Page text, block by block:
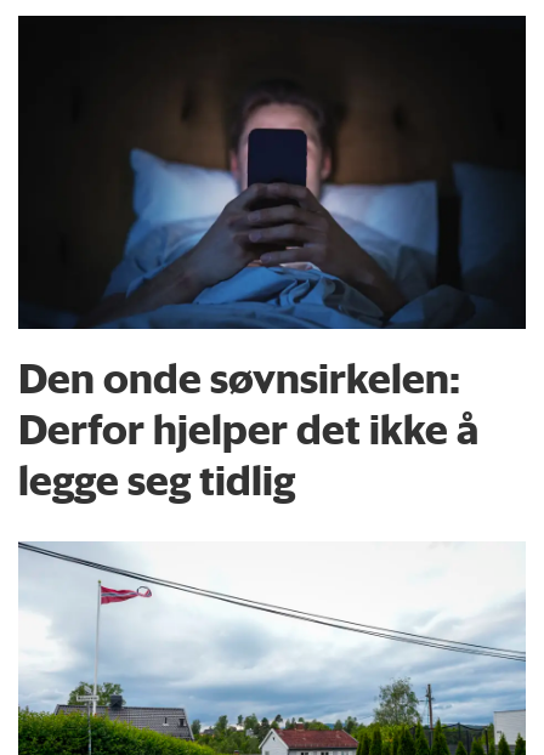
Den onde søvnsirkelen:
Derfor hjelper det ikke å
legge seg tidlig